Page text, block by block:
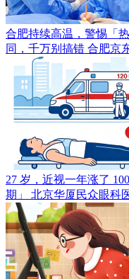
合肥持续高温，警惕「
同，千万别搞错 合肥京
27 岁，近视一年涨了
期」 北京华厦民众眼科